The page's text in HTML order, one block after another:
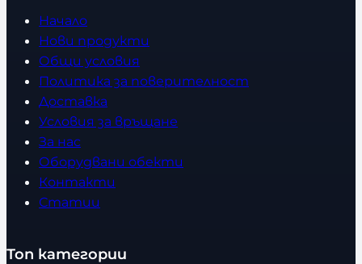
Начало
Нови продукти
Общи условия
Политика за поверителност
Доставка
Условия за връщане
За нас
Оборудвани обекти
Контакти
Статии
Топ категории